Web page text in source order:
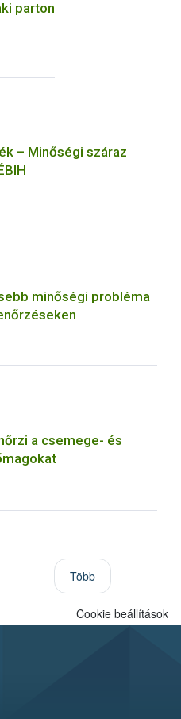
parton
– Minőségi száraz
minőségi probléma
a csemege- és
Több
Cookie beállítások